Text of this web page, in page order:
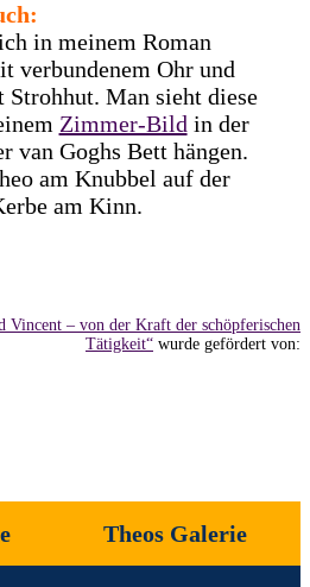
in meinem Roman
verbundenem Ohr und
Man sieht diese
Zimmer-Bildin der
van Goghs Bett hängen.
am Knubbel auf der
am Kinn.
Vincent – von der Kraft der schöpferischen
Tätigkeit“ wurde gefördert von:
Theos Galerie